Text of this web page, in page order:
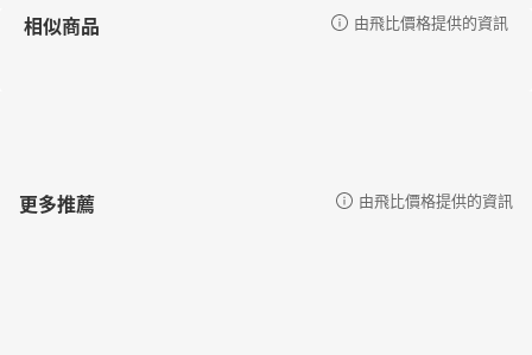
相似商品 由飛比價格提供的資訊
更多推薦 由飛比價格提供的資訊